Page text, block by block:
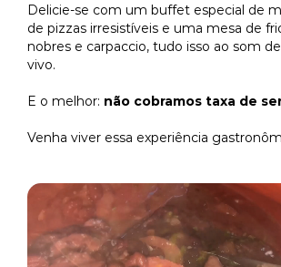
Delicie-se com um buffet especial de
de pizzas irresistíveis e uma mesa de
nobres e carpaccio, tudo isso ao som
vivo.
E o melhor: não cobramos taxa de
Venha viver essa experiência